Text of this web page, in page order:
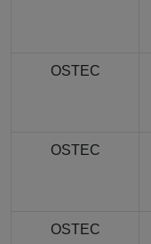
OSTEC
OSTEC
OSTEC